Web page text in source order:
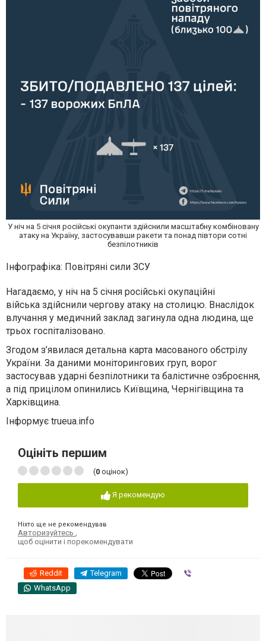
У ніч на 5 січня російські окупанти здійснили масштабну комбіновану
атаку на Україну, застосувавши ракети та понад півтори сотні
безпілотників
Інфографіка: Повітряні сили ЗСУ
Нагадаємо, у ніч на 5 січня російські окупаційні
війська здійснили чергову атаку на столицю. Внаслідок
влучання у медичний заклад загинула одна людина, ще
трьох госпіталізовано.
Згодом з’явилася детальна карта масованого обстрілу
України. За даними моніторингових груп, ворог
застосував ударні безпілотники та балістичне озброєння,
а під прицілом опинились Київщина, Чернігівщина та
Харківщина.
Інформує trueua.info
Оцініть першим
(0 оцінок)
Я рекомендую
Ніхто ще не рекомендував
Авторизуйтесь ,
щоб оцінити і порекомендувати
Reddit Telegram
WhatsApp